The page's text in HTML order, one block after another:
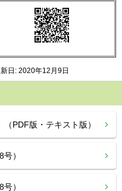
日: 2020年12月9日
PDF版・テキスト版）
）
）